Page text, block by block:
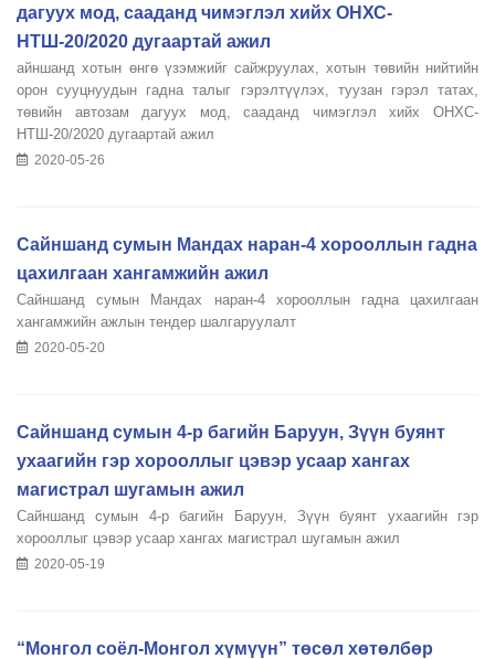
дагуух мод, сааданд чимэглэл хийх ОНХС-
НТШ-20/2020 дугаартай ажил
айншанд хотын өнгө үзэмжийг сайжруулах, хотын төвийн нийтийн
орон сууцнуудын гадна талыг гэрэлтүүлэх, туузан гэрэл татах,
төвийн автозам дагуух мод, сааданд чимэглэл хийх ОНХС-
НТШ-20/2020 дугаартай ажил
2020-05-26
Сайншанд сумын Мандах наран-4 хорооллын гадна
цахилгаан хангамжийн ажил
Сайншанд сумын Мандах наран-4 хорооллын гадна цахилгаан
хангамжийн ажлын тендер шалгаруулалт
2020-05-20
Сайншанд сумын 4-р багийн Баруун, Зүүн буянт
ухаагийн гэр хорооллыг цэвэр усаар хангах
магистрал шугамын ажил
Сайншанд сумын 4-р багийн Баруун, Зүүн буянт ухаагийн гэр
хорооллыг цэвэр усаар хангах магистрал шугамын ажил
2020-05-19
“Монгол соёл-Монгол хүмүүн” төсөл хөтөлбөр